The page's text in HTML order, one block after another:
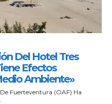
Del Hotel Tres
Efectos
Ambiente»
Fuerteventura (OAF) Ha